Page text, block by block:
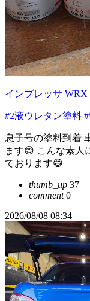
インプレッサ WRX
#2液ウレタン塗料
息子号の塗料到着
ます😊 こんな素人
ております😅
thumb_up 37
comment0
2026/08/08 08:34